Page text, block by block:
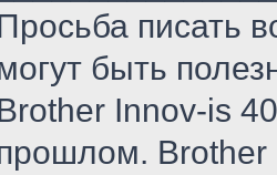
писать
быть
Innov-is
Brother